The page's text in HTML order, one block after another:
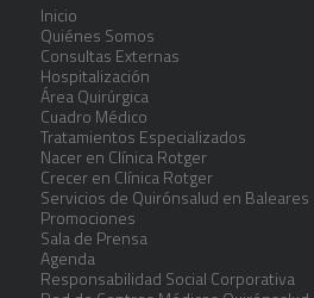
Inicio
Quiénes Somos
Consultas Externas
Hospitalización
Área Quirúrgica
Cuadro Médico
Tratamientos Especializados
Nacer en Clínica Rotger
Crecer en Clínica Rotger
Servicios de Quirónsalud en Baleares
Promociones
Sala de Prensa
Agenda
Responsabilidad Social Corporativa